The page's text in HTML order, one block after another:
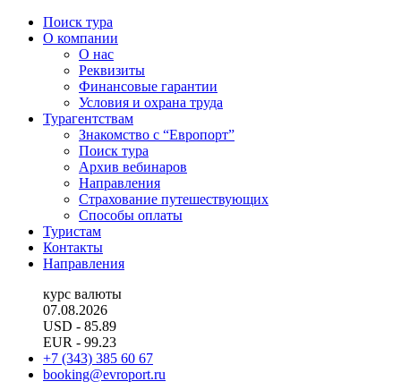
Поиск тура
О компании
О нас
Реквизиты
Финансовые гарантии
Условия и охрана труда
Турагентствам
Знакомство с “Европорт”
Поиск тура
Архив вебинаров
Направления
Страхование путешествующих
Способы оплаты
Туристам
Контакты
Направления
курс валюты
07.08.2026
USD - 85.89
EUR - 99.23
+7 (343) 385 60 67
booking@evroport.ru